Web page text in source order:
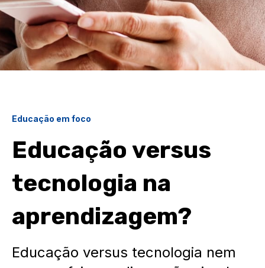
Educação em foco
Educação versus
tecnologia na
aprendizagem?
Educação versus tecnologia nem